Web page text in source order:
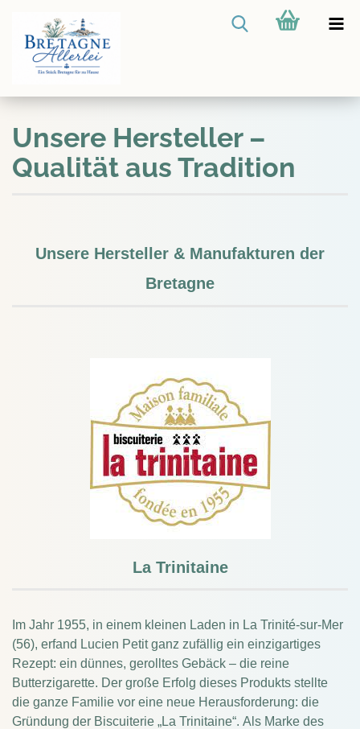
Unsere Hersteller –
Qualität aus Tradition
Unsere Hersteller & Manufakturen der
Bretagne
La Trinitaine
Im Jahr 1955, in einem kleinen Laden in La Trinité-sur-Mer
(56), erfand Lucien Petit ganz zufällig ein einzigartiges
Rezept: ein dünnes, gerolltes Gebäck – die reine
Butterzigarette. Der große Erfolg dieses Produkts stellte
die ganze Familie vor eine neue Herausforderung: die
Gründung der Biscuiterie „La Trinitaine“. Als Marke des